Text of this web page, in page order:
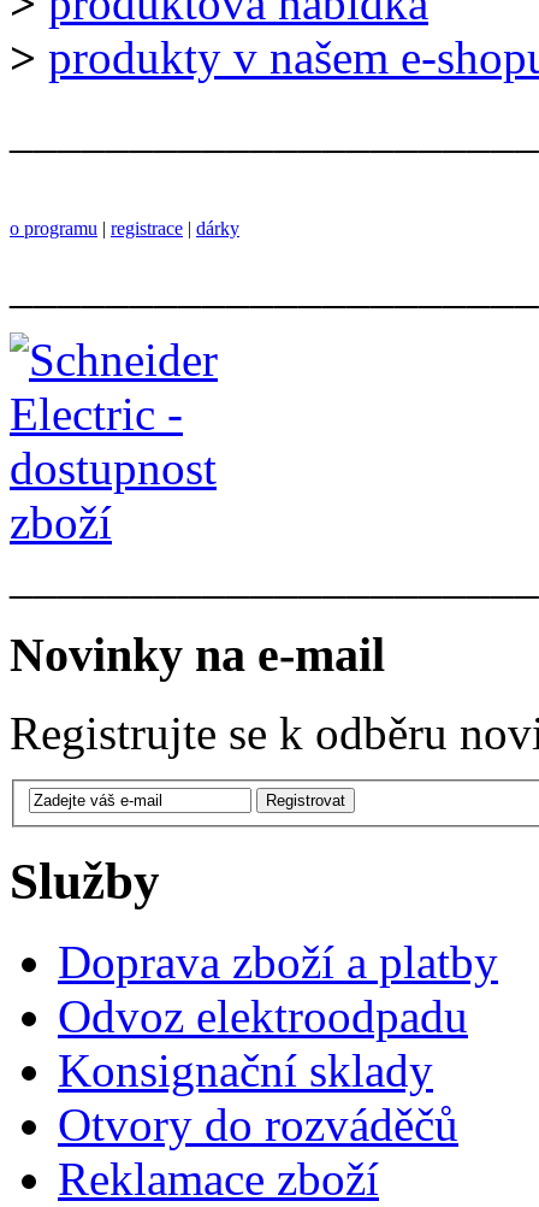
> produkty v našem e-
o programu | registrace | dárky
Novinky na e-mail
Registrujte se k odběru
Služby
Doprava zboží a platby
Odvoz elektroodpadu
Konsignační sklady
Otvory do rozváděčů
Reklamace zboží